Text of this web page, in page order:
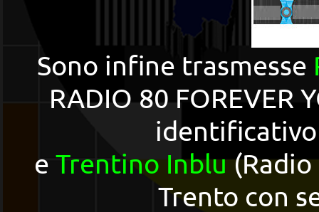
Sono infine trasmesse
RADIO 80 FOREVER
identificativo
e Trentino Inblu(Radio
Trento con